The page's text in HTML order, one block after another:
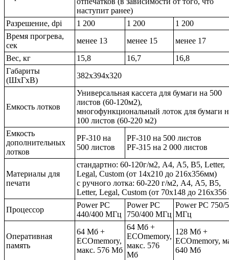
наступит ранее)
Разрешение, dpi
1 200 1 200
1 200
Время прогрева,
сек
менее 13 менее 15
менее 17
Вес, кг
15,8 16,7
16,8
Габариты
(ШхГхВ)
382х394х320
Емкость лотков
Универсальная кассета для бумаги на 500
листов (60-120м2),
многофункциональный лоток для бумаги
100 листов (60-220 м2)
Емкость
дополнительных
лотков
PF-310 на
500 листов
PF-310 на 500 листов
PF-315 на 2 000 листов
Материалы для
печати
стандартно: 60-120г/м2, А4, А5, В5, Letter,
Legal, Custom (от 14х210 до 216х356мм)
с ручного лотка: 60-220 г/м2, А4, А5, В5,
Letter, Legal, Custom (от 70х148 до
Процессор
Power PC
440/400 МГц
Power PC
750/400 МГц
Power PC 750/
МГц
Оперативная
память
64 Мб +
ECOmemory,
макс. 576 Мб
64 Мб +
ECOmemory,
макс. 576
Мб
128 Мб +
ECOmemory,
640 Мб